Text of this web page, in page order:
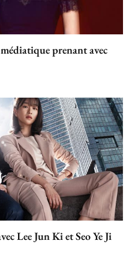
prenant avec
Lee Jun Ki et Seo Ye Ji